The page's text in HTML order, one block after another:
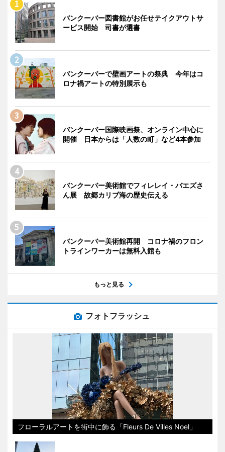
バンクーバー図書館がお任せテイクアウトサ
ービス開始 司書が選書
バンクーバーで壁画アートの祭典 今年はコ
ロナ禍アートの特別展示も
バンクーバー国際映画祭、オンライン中心に
開催 日本からは「人数の町」など4本参加
バンクーバー美術館でフィレレイ・バエズさ
ん展 故郷カリブ海の歴史伝える
バンクーバー美術館再開 コロナ禍のフロン
トラインワーカーは無料入館も
もっと見る
フォトフラッシュ
フローラルアートを街中に飾る「Fleurs De Villes Noel」